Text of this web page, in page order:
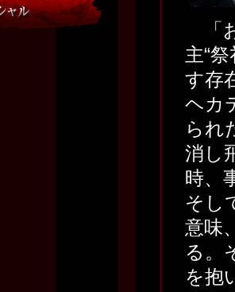
「
主“
す存
ヘカ
られ
消し
時、
そし
意味
る。
を抱